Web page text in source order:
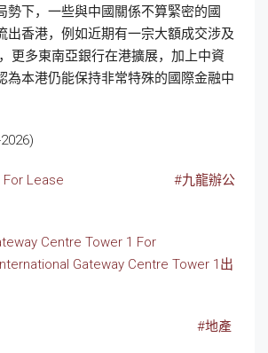
勢下，一些與中國關係不算緊密的國
出香港，例如近期有一宗大額成交涉及
更多東南亞銀行在港擴展，加上中資
為本港仍能保持非常特殊的國際金融中
Lease
#九龍辦公
Centre Tower 1 For
Gateway Centre Tower 1 出
#地產